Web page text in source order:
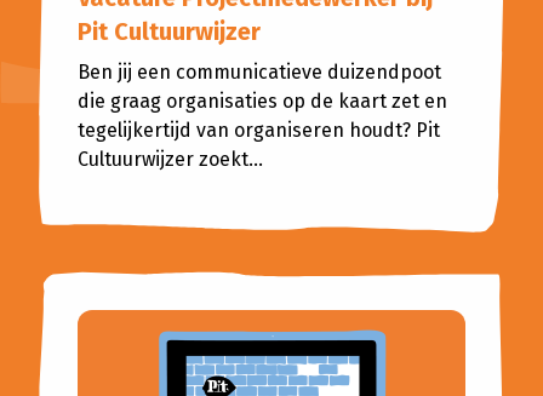
Pit Cultuurwijzer
Ben jij een communicatieve duizendpoot
die graag organisaties op de kaart zet en
tegelijkertijd van organiseren houdt? Pit
Cultuurwijzer zoekt...